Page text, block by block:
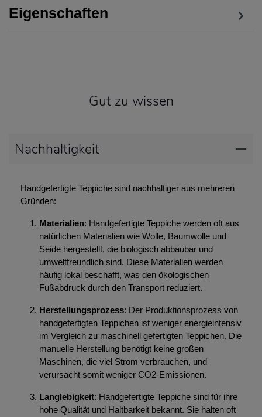
Eigenschaften
Gut zu wissen
Nachhaltigkeit
Handgefertigte Teppiche sind nachhaltiger aus mehreren
Gründen:
Materialien: Handgefertigte Teppiche werden oft aus
natürlichen Materialien wie Wolle, Baumwolle und
Seide hergestellt, die biologisch abbaubar und
umweltfreundlich sind. Diese Materialien werden
häufig lokal beschafft, was den ökologischen
Fußabdruck durch den Transport reduziert.
Herstellungsprozess: Der Produktionsprozess von
handgefertigten Teppichen ist weniger energieintensiv
im Vergleich zu maschinell gefertigten Teppichen. Die
manuelle Herstellung benötigt keine großen
Maschinen, die viel Strom verbrauchen, und
verursacht somit weniger CO2-Emissionen.
Langlebigkeit: Handgefertigte Teppiche sind für ihre
hohe Qualität und Haltbarkeit bekannt. Sie halten oft